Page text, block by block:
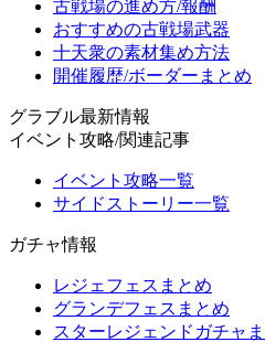
古戦場の進め方/報酬
おすすめの古戦場武器
十天衆の素材集め方法
開催履歴/ボーダーまとめ
グラブル最新情報
イベント攻略/関連記事
イベント攻略一覧
サイドストーリー一覧
ガチャ情報
レジェフェスまとめ
グランデフェスまとめ
スターレジェンドガチャ